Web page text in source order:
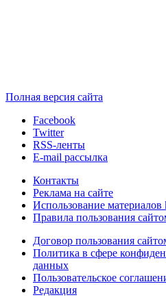
Полная версия сайта
Facebook
Twitter
RSS-ленты
E-mail рассылка
Контакты
Реклама на сайте
Использование материалов
Правила пользования
Договор пользования
Политика в сфере
данных
Пользовательское
Редакция